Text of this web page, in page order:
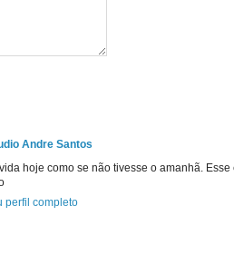
Andre Santos
hoje como se não tivesse o amanhã. Esse
perfil completo